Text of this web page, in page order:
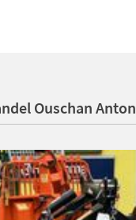
Ouschan Anton